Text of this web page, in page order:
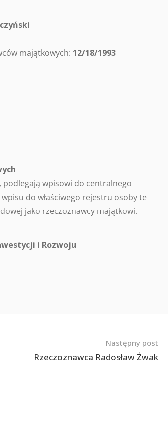
majątkowych: 12/18/1993
wpisowi do centralnego
do właściwego rejestru osoby te
jako rzeczoznawcy majątkowi.
i Rozwoju
Następny post
Rzeczoznawca Radosław Żwak